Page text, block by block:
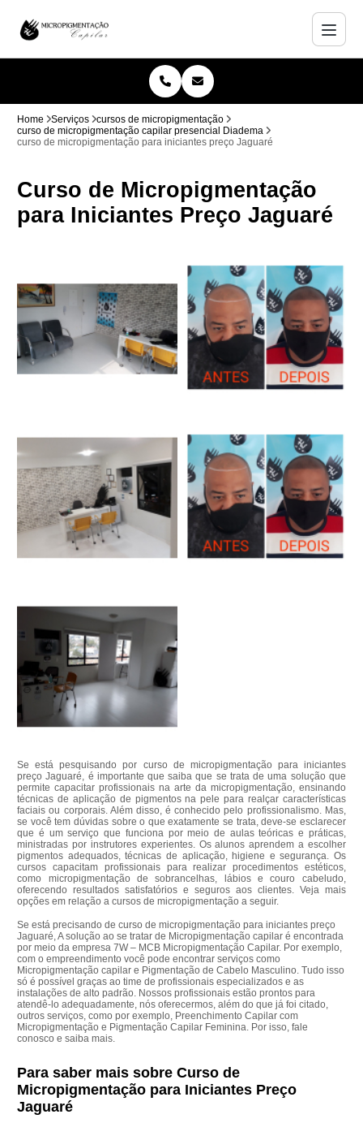
Home Serviços
cursos de micropigmentação
curso de micropigmentação capilar presencial Diadema
curso de micropigmentação para iniciantes preço Jaguaré
Curso de Micropigmentação
para Iniciantes Preço Jaguaré
Se está pesquisando por curso de micropigmentação para iniciantes
preço Jaguaré, é importante que saiba que se trata de uma solução que
permite capacitar profissionais na arte da micropigmentação, ensinando
técnicas de aplicação de pigmentos na pele para realçar características
faciais ou corporais. Além disso, é conhecido pelo profissionalismo. Mas,
se você tem dúvidas sobre o que exatamente se trata, deve-se esclarecer
que é um serviço que funciona por meio de aulas teóricas e práticas,
ministradas por instrutores experientes. Os alunos aprendem a escolher
pigmentos adequados, técnicas de aplicação, higiene e segurança. Os
cursos capacitam profissionais para realizar procedimentos estéticos,
como micropigmentação de sobrancelhas, lábios e couro cabeludo,
oferecendo resultados satisfatórios e seguros aos clientes. Veja mais
opções em relação a cursos de micropigmentação a seguir.
Se está precisando de curso de micropigmentação para iniciantes preço
Jaguaré, A solução ao se tratar de Micropigmentação capilar é encontrada
por meio da empresa 7W – MCB Micropigmentação Capilar. Por exemplo,
com o empreendimento você pode encontrar serviços como
Micropigmentação capilar e Pigmentação de Cabelo Masculino. Tudo isso
só é possível graças ao time de profissionais especializados e as
instalações de alto padrão. Nossos profissionais estão prontos para
atendê-lo adequadamente, nós oferecermos, além do que já foi citado,
outros serviços, como por exemplo, Preenchimento Capilar com
Micropigmentação e Pigmentação Capilar Feminina. Por isso, fale
conosco e saiba mais.
Para saber mais sobre Curso de
Micropigmentação para Iniciantes Preço
Jaguaré